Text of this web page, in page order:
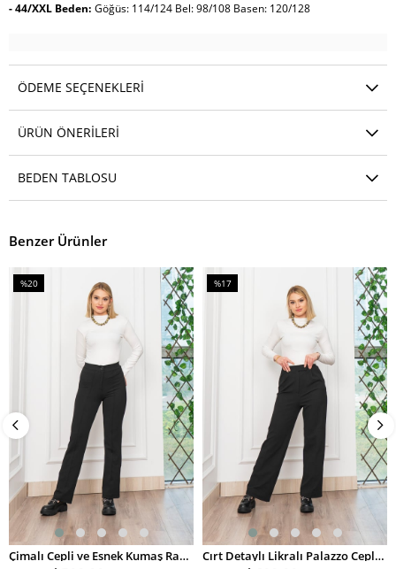
- 44/XXL Beden: Göğüs: 114/124 Bel: 98/108 Basen: 120/128
ÖDEME SEÇENEKLERI
ÜRÜN ÖNERILERI
BEDEN TABLOSU
Benzer Ürünler
%20
Çimalı Cepli ve Esnek Kumaş Rahat Pantolon 30314
%17
Cırt Detaylı Likralı Palazzo Cepli Pantolon 30315